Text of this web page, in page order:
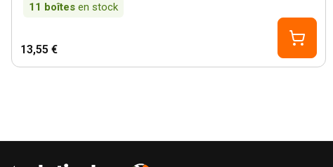
11 boîtes en stock
13,55 €